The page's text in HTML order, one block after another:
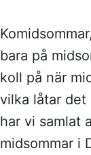
bara på
koll på när
vilka låtar det
har vi samlat
midsommar i